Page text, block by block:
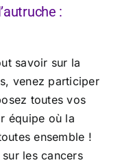
:
savoir sur la
venez participer
toutes vos
équipe où la
ensemble !
les cancers